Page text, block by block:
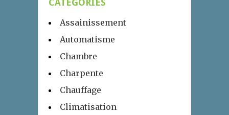
CATÉGORIES
Assainissement
Automatisme
Chambre
Charpente
Chauffage
Climatisation